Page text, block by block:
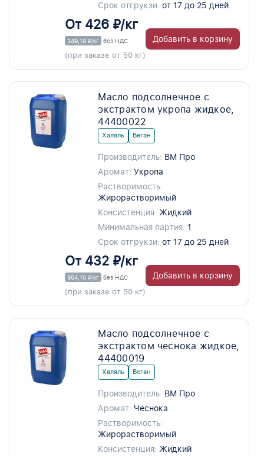
Срок отгрукзи: от 17 до 25 дней
От 426 ₽/кг
349,18 ₽/кг без НДС
(при заказе от 50 кг)
Добавить в корзину
Масло подсолнечное с
экстрактом укропа жидкое,
44400022
Халяль Веган
Производитель: ВМ Про
Аромат: Укропа
Растворимость:
Жирорастворимый
Консистенция: Жидкий
Минимальная партия: 1
Срок отгрукзи: от 17 до 25 дней
От 432 ₽/кг
354,10 ₽/кг без НДС
(при заказе от 50 кг)
Добавить в корзину
Масло подсолнечное с
экстрактом чеснока жидкое,
44400019
Халяль Веган
Производитель: ВМ Про
Аромат: Чеснока
Растворимость:
Жирорастворимый
Консистенция: Жидкий